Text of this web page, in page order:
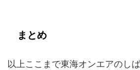
まとめ
以上ここまで東海オンエアのし